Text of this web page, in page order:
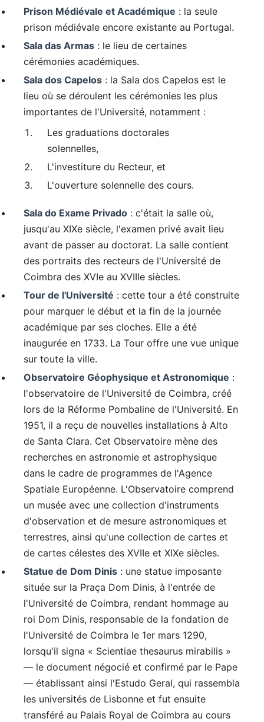
Prison Médiévale et Académique : la seule
prison médiévale encore existante au Portugal.
Sala das Armas : le lieu de certaines
cérémonies académiques.
Sala dos Capelos : la Sala dos Capelos est le
lieu où se déroulent les cérémonies les plus
importantes de l'Université, notamment :
Les graduations doctorales
solennelles,
L'investiture du Recteur, et
L'ouverture solennelle des cours.
Sala do Exame Privado : c'était la salle où,
jusqu'au XIXe siècle, l'examen privé avait lieu
avant de passer au doctorat. La salle contient
des portraits des recteurs de l'Université de
Coimbra des XVIe au XVIIIe siècles.
Tour de l'Université : cette tour a été construite
pour marquer le début et la fin de la journée
académique par ses cloches. Elle a été
inaugurée en 1733. La Tour offre une vue unique
sur toute la ville.
Observatoire Géophysique et Astronomique :
l'observatoire de l'Université de Coimbra, créé
lors de la Réforme Pombaline de l'Université. En
1951, il a reçu de nouvelles installations à Alto
de Santa Clara. Cet Observatoire mène des
recherches en astronomie et astrophysique
dans le cadre de programmes de l'Agence
Spatiale Européenne. L'Observatoire comprend
un musée avec une collection d'instruments
d'observation et de mesure astronomiques et
terrestres, ainsi qu'une collection de cartes et
de cartes célestes des XVIIe et XIXe siècles.
Statue de Dom Dinis : une statue imposante
située sur la Praça Dom Dinis, à l'entrée de
l'Université de Coimbra, rendant hommage au
roi Dom Dinis, responsable de la fondation de
l'Université de Coimbra le 1er mars 1290,
lorsqu'il signa « Scientiae thesaurus mirabilis »
— le document négocié et confirmé par le Pape
— établissant ainsi l'Estudo Geral, qui rassembla
les universités de Lisbonne et fut ensuite
transféré au Palais Royal de Coimbra au cours